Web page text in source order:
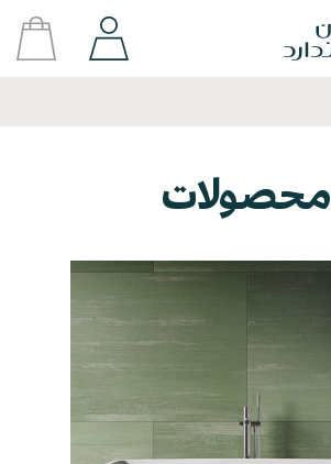
محصولات